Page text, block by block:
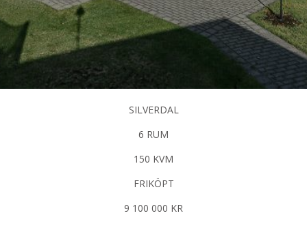
SILVERDAL
6 RUM
150 KVM
FRIKÖPT
9 100 000 KR